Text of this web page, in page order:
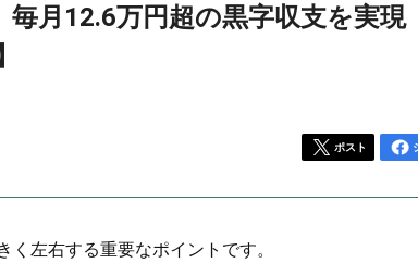
月12.6万円超の黒字収支を実現
ポスト
左右する重要なポイントです。